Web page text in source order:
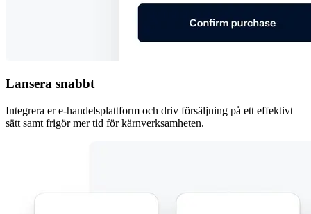
Lansera snabbt
Integrera er e-handelsplattform och driv försäljning på ett effektivt
sätt samt frigör mer tid för kärnverksamheten.